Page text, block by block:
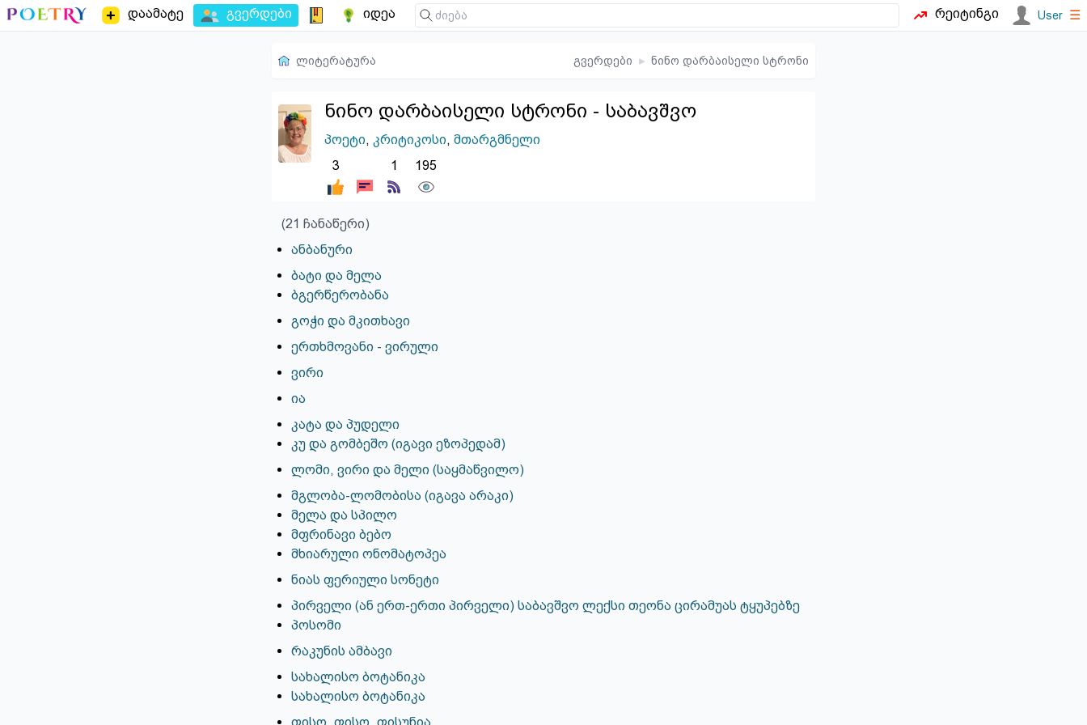
დაამატე გვერდები იდეა რეიტინგი User ☰
ლიტერატურა გვერდები ▸ ნინო დარბაისელი სტრონი
ნინო დარბაისელი სტრონი - საბავშვო
პოეტი, კრიტიკოსი, მთარგმნელი
3
1 195
(21 ჩანაწერი)
ანბანური
ბატი და მელა
ბგერწერობანა
გოჭი და მკითხავი
ერთხმოვანი - ვირული
ვირი
ია
კატა და პუდელი
კუ და გომბეშო (იგავი ეზოპედამ)
ლომი, ვირი და მელი (საყმაწვილო)
მგლობა-ლომობისა (იგავა არაკი)
მელა და სპილო
მფრინავი ბებო
მხიარული ონომატოპეა
ნიას ფერიული სონეტი
პირველი (ან ერთ-ერთი პირველი) საბავშვო ლექსი თეონა ცირამუას ტყუპებზე
პოსომი
რაკუნის ამბავი
სახალისო ბოტანიკა
სახალისო ბოტანიკა